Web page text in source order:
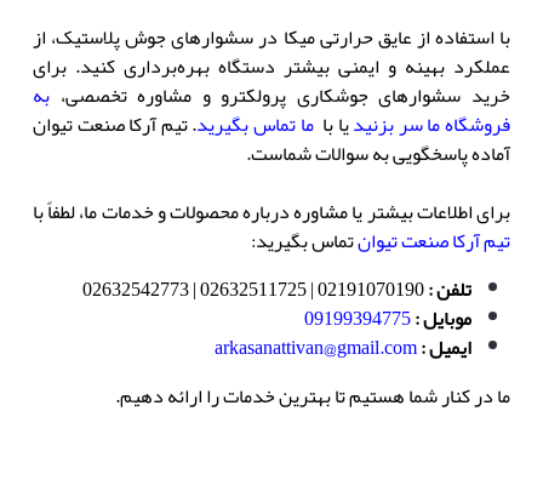
با استفاده از عایق حرارتی میکا در سشوارهای جوش پلاستیک، از
عملکرد بهینه و ایمنی بیشتر دستگاه بهره‌برداری کنید. برای
خرید سشوارهای جوشکاری پرولکترو و مشاوره تخصصی، به
فروشگاه ما سر بزنیدیا با ما تماس بگیرید. تیم آرکا صنعت تیوان
آماده پاسخگویی به سوالات شماست.
برای اطلاعات بیشتر یا مشاوره درباره محصولات و خدمات ما، لطفاً با
تیم آرکا صنعت تیوانتماس بگیرید:
تلفن:
02191070190 | 02632511725 | 02632542773
موبایل:
09199394775
ایمیل:
arkasanattivan@gmail.com
ما در کنار شما هستیم تا بهترین خدمات را ارائه دهیم.